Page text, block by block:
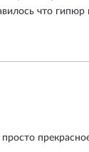
что гипюр